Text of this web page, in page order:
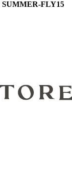
SUMMER-FLY15